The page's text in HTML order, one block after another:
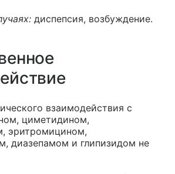
диспепсия, возбуждение.
взаимодействия с
циметидином,
эритромицином,
диазепамом и глипизидом не